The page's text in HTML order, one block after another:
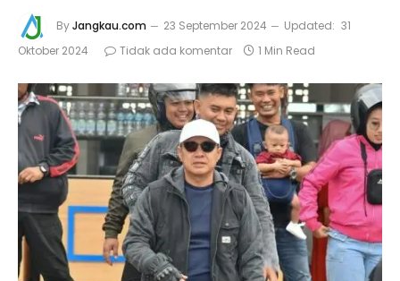
ByJangkau.com 23 September 2024 Updated: 31
Oktober 2024
Tidak ada komentar 1 Min Read